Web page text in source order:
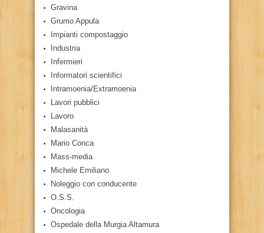
Gravina
Grumo Appula
Impianti compostaggio
Industria
Infermieri
Informatori scientifici
Intramoenia/Extramoenia
Lavori pubblici
Lavoro
Malasanità
Mario Conca
Mass-media
Michele Emiliano
Noleggio con conducente
O.S.S.
Oncologia
Ospedale della Murgia Altamura